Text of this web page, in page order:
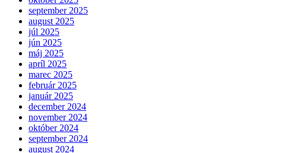
september 2025
august 2025
júl 2025
jún 2025
máj 2025
apríl 2025
marec 2025
február 2025
január 2025
december 2024
november 2024
október 2024
september 2024
august 2024